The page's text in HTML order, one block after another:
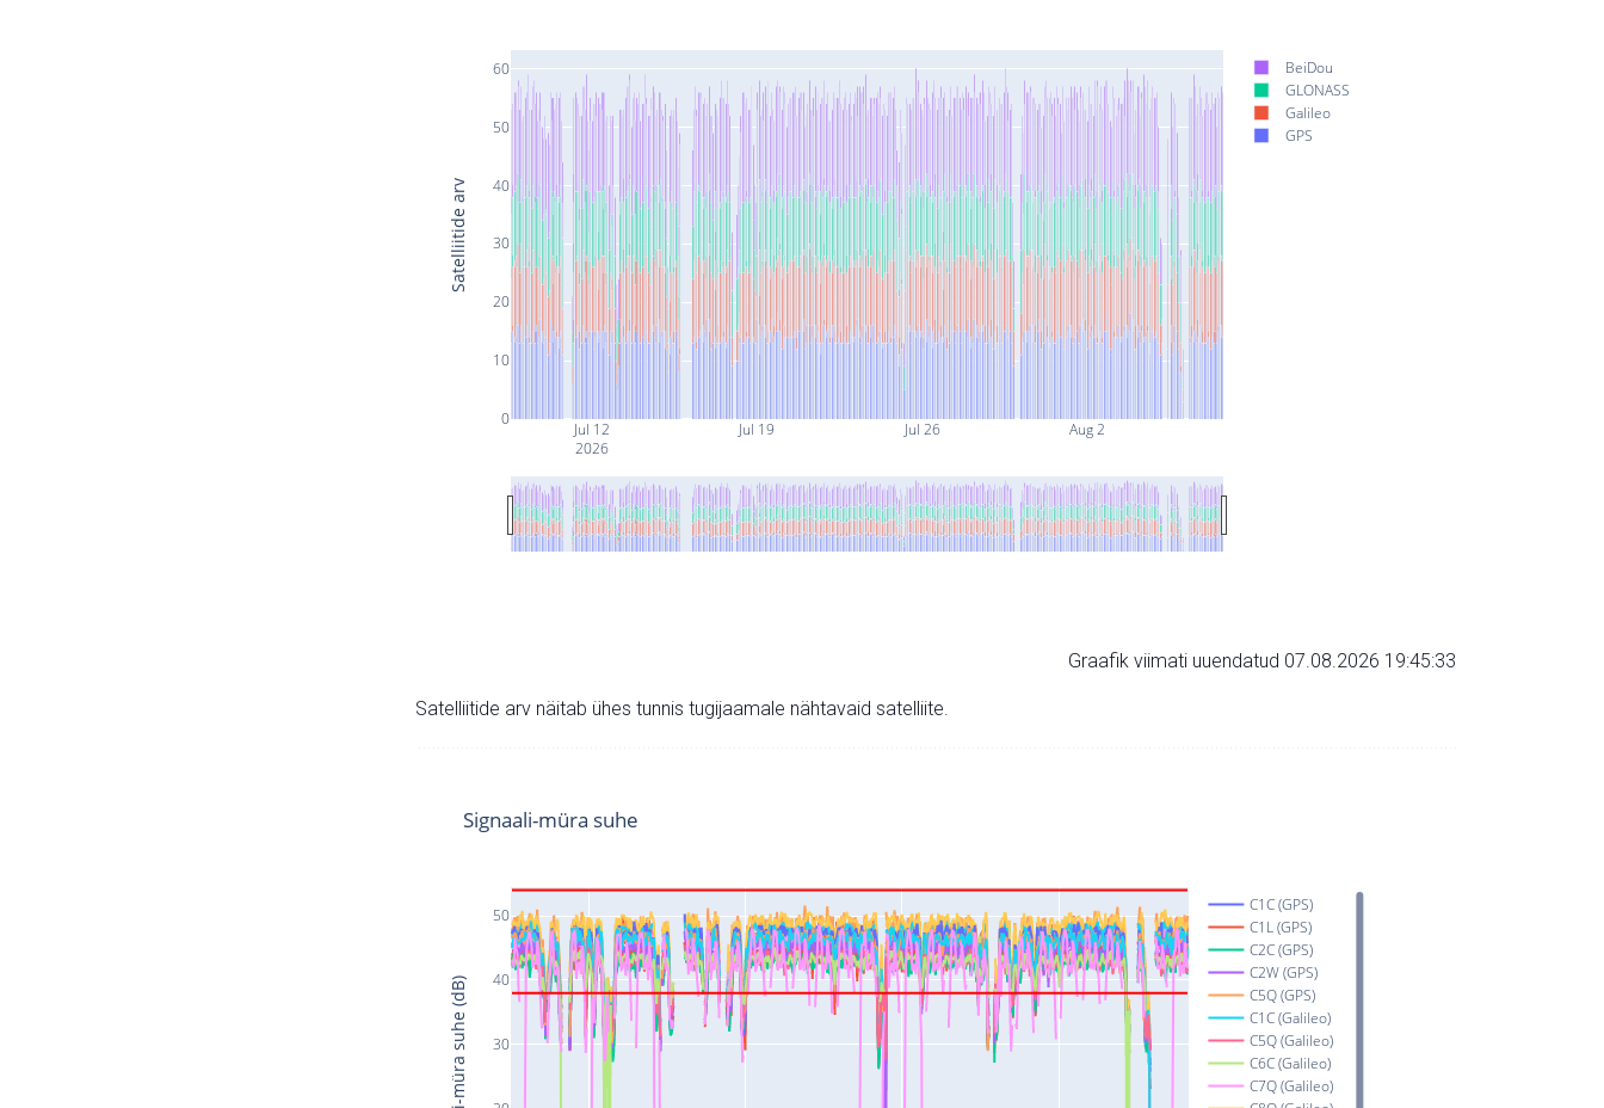
Jul 12
2026
Jul 19 Jul 26 Aug 2
0
10
20
30
40
50
60
BeiDou
GLONASS
Galileo
GPS
Satelliitide arv
Graafik viimati uuendatud 07.08.2026 19:45:33
Satelliitide arv näitab ühes tunnis tugijaamale nähtavaid satelliite.
30
40
50
C1C (GPS)
C1L (GPS)
C2C (GPS)
C2W (GPS)
C5Q (GPS)
C1C (Galileo)
C5Q (Galileo)
C6C (Galileo)
C7Q (Galileo)
Signaali-müra suhe